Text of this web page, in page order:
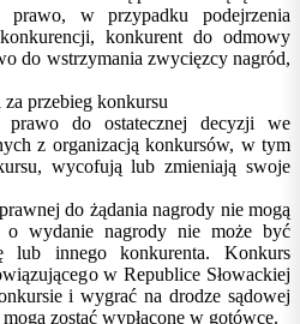
prawo, w przypadku podejrzenia
konkurent do odmowy
do wstrzymania zwycięzcy nagród,
przebieg konkursu
prawo do ostatecznej decyzji we
z organizacją konkursów, w tym
wycofują lub zmieniają swoje
do żądania nagrody nie mogą
o wydanie nagrody nie może być
lub innego konkurenta. Konkurs
w Republice Słowackiej
i wygrać na drodze sądowej
zostać wypłacone w gotówce.